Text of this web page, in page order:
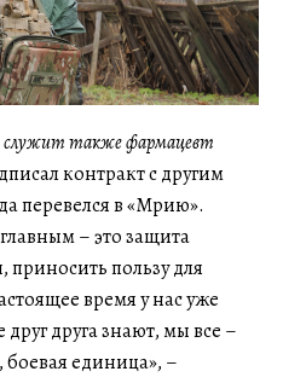
служит также фармацевт
контракт с другим
перевелся в «Мрию».
– это защита
приносить пользу для
время у нас уже
друга знают, мы все –
единица», –